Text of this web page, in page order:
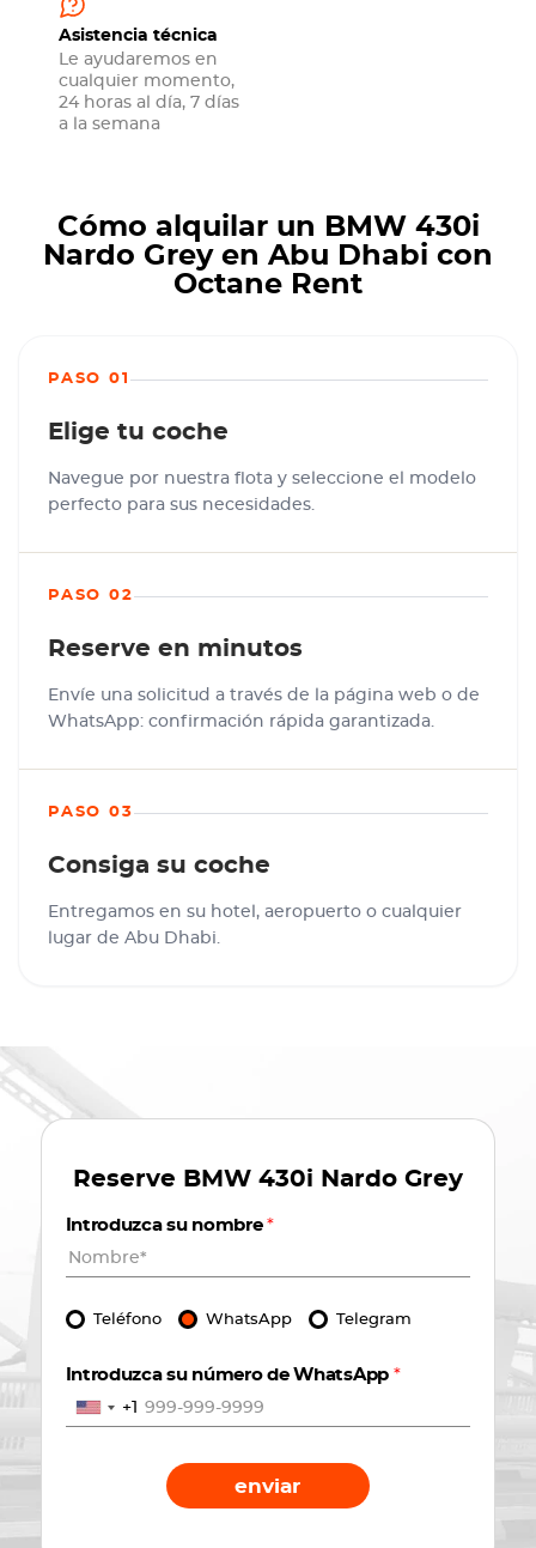
Asistencia técnica
Le ayudaremos en
cualquier momento,
24 horas al día, 7 días
a la semana
Cómo alquilar un BMW 430i
Nardo Grey en Abu Dhabi con
Octane Rent
PASO 01
Elige tu coche
Navegue por nuestra flota y seleccione el modelo
perfecto para sus necesidades.
PASO 02
Reserve en minutos
Envíe una solicitud a través de la página web o de
WhatsApp: confirmación rápida garantizada.
PASO 03
Consiga su coche
Entregamos en su hotel, aeropuerto o cualquier
lugar de Abu Dhabi.
Reserve BMW 430i Nardo Grey
Introduzca su nombre*
Teléfono WhatsApp Telegram
Introduzca su número de WhatsApp *
+1
enviar